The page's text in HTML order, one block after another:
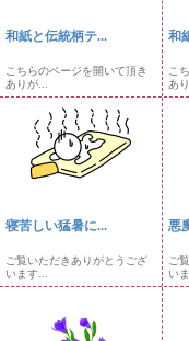
和紙と伝統柄テ...
こちらのページを開いて頂き
ありが...
和
こ
あ
寝苦しい猛暑に...
ご覧いただきありがとうござ
います...
悪
ご
い